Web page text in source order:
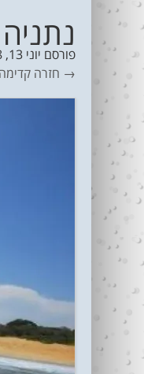
פורסם יוני 13, 2018
→ חזרה